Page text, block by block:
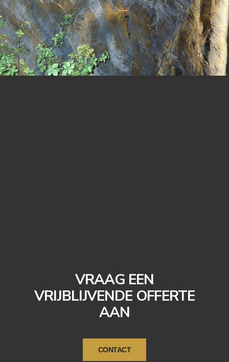
VRAAG EEN
VRIJBLIJVENDE OFFERTE
AAN
CONTACT